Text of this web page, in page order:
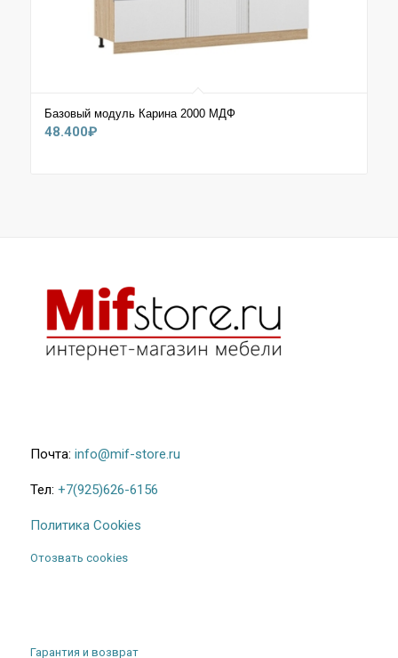
Базовый модуль Карина 2000 МДФ
48.400₽
Почта: info@mif-store.ru
Тел: +7(925)626-6156
Политика Cookies
Отозвать cookies
Гарантия и возврат